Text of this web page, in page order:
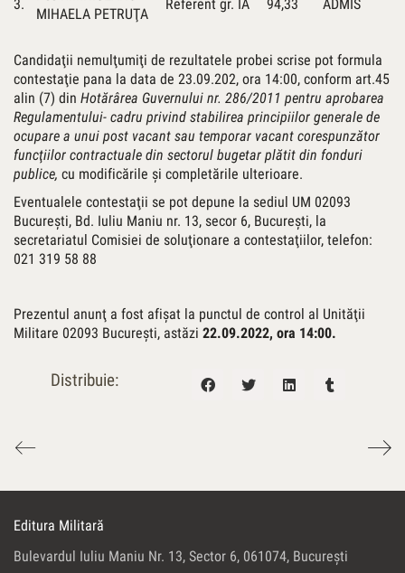
3.
MIHAELA PETRUŢA
Referent gr. IA 94,33 ADMIS
Candidaţii nemulţumiţi de rezultatele probei scrise pot formula
contestaţie pana la data de 23.09.202, ora 14:00, conform art.45
alin (7) din Hotărârea Guvernului nr. 286/2011 pentru aprobarea
Regulamentului- cadru privind stabilirea principiilor generale de
ocupare a unui post vacant sau temporar vacant corespunzător
funcţiilor contractuale din sectorul bugetar plătit din fonduri
publice, cu modificările şi completările ulterioare.
Eventualele contestaţii se pot depune la sediul UM 02093
Bucureşti, Bd. Iuliu Maniu nr. 13, secor 6, Bucureşti, la
secretariatul Comisiei de soluţionare a contestaţiilor, telefon:
021 319 58 88
Prezentul anunţ a fost afişat la punctul de control al Unităţii
Militare 02093 Bucureşti, astăzi 22.09.2022, ora 14:00.
Distribuie:
Editura Militară
Bulevardul Iuliu Maniu Nr. 13, Sector 6, 061074, Bucureşti